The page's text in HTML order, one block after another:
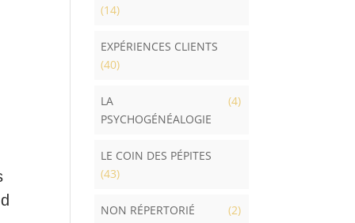
(14)
EXPÉRIENCES CLIENTS
(40)
LA
PSYCHOGÉNÉALOGIE
(4)
LE COIN DES PÉPITES
(43)
NON RÉPERTORIÉ (2)